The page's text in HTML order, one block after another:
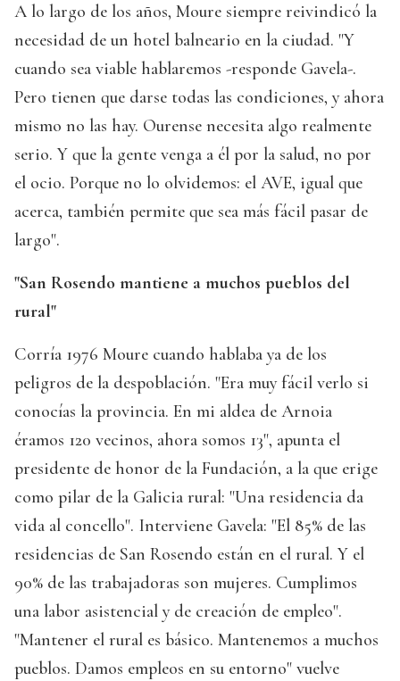
A lo largo de los años, Moure siempre reivindicó la
necesidad de un hotel balneario en la ciudad. "Y
cuando sea viable hablaremos -responde Gavela-.
Pero tienen que darse todas las condiciones, y ahora
mismo no las hay. Ourense necesita algo realmente
serio. Y que la gente venga a él por la salud, no por
el ocio. Porque no lo olvidemos: el AVE, igual que
acerca, también permite que sea más fácil pasar de
largo".
"San Rosendo mantiene a muchos pueblos del
rural"
Corría 1976 Moure cuando hablaba ya de los
peligros de la despoblación. "Era muy fácil verlo si
conocías la provincia. En mi aldea de Arnoia
éramos 120 vecinos, ahora somos 13", apunta el
presidente de honor de la Fundación, a la que erige
como pilar de la Galicia rural: "Una residencia da
vida al concello". Interviene Gavela: "El 85% de las
residencias de San Rosendo están en el rural. Y el
90% de las trabajadoras son mujeres. Cumplimos
una labor asistencial y de creación de empleo".
"Mantener el rural es básico. Mantenemos a muchos
pueblos. Damos empleos en su entorno" vuelve